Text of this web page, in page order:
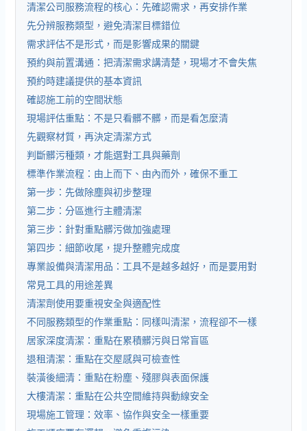
清潔公司服務流程的核心：先確認需求，再安排作業
先分辨服務類型，避免清潔目標錯位
需求評估不是形式，而是影響成果的關鍵
預約與前置溝通：把清潔需求講清楚，現場才不會失焦
預約時建議提供的基本資訊
確認施工前的空間狀態
現場評估重點：不是只看髒不髒，而是看怎麼清
先觀察材質，再決定清潔方式
判斷髒污種類，才能選對工具與藥劑
標準作業流程：由上而下、由內而外，確保不重工
第一步：先做除塵與初步整理
第二步：分區進行主體清潔
第三步：針對重點髒污做加強處理
第四步：細節收尾，提升整體完成度
專業設備與清潔用品：工具不是越多越好，而是要用對
常見工具的用途差異
清潔劑使用要重視安全與適配性
不同服務類型的作業重點：同樣叫清潔，流程卻不一樣
居家深度清潔：重點在累積髒污與日常盲區
退租清潔：重點在交屋感與可檢查性
裝潢後細清：重點在粉塵、殘膠與表面保護
大樓清潔：重點在公共空間維持與動線安全
現場施工管理：效率、協作與安全一樣重要